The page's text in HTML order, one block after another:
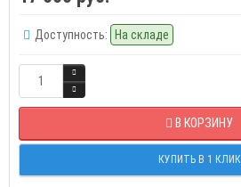
Доступность: На складе
В КОРЗИНУ
КУПИТЬ В 1 КЛИК